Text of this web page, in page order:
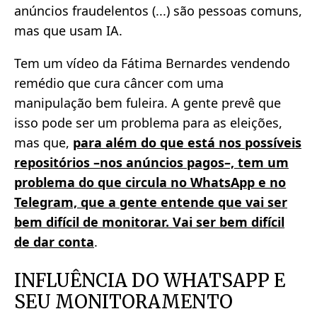
anúncios fraudelentos (...) são pessoas comuns,
mas que usam IA.
Tem um vídeo da Fátima Bernardes vendendo
remédio que cura câncer com uma
manipulação bem fuleira. A gente prevê que
isso pode ser um problema para as eleições,
mas que, para além do que está nos possíveis
repositórios –nos anúncios pagos–, tem um
problema do que circula no WhatsApp e no
Telegram, que a gente entende que vai ser
bem difícil de monitorar. Vai ser bem difícil
de dar conta.
INFLUÊNCIA DO WHATSAPP E
SEU MONITORAMENTO